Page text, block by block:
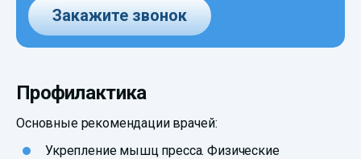
Закажите звонок
Профилактика
Основные рекомендации врачей:
Укрепление мышц пресса. Физические